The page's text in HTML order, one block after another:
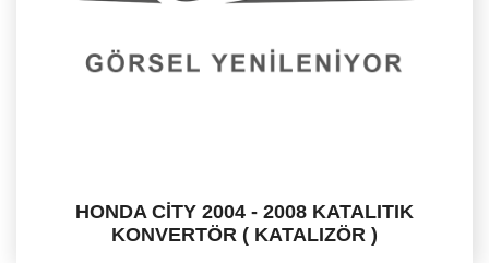
HONDA CİTY 2004 - 2008 KATALITIK
KONVERTÖR ( KATALIZÖR )